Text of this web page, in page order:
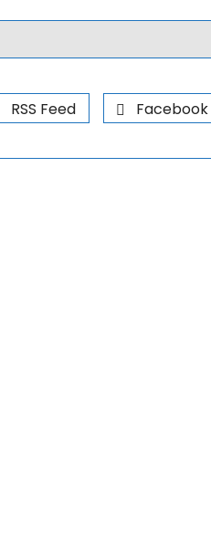
RSS Feed Facebook